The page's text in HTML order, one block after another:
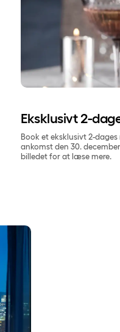
Eksklusivt 2-
Book et eksklusivt 2-
ankomst den 30.
billedet for at læse mere.